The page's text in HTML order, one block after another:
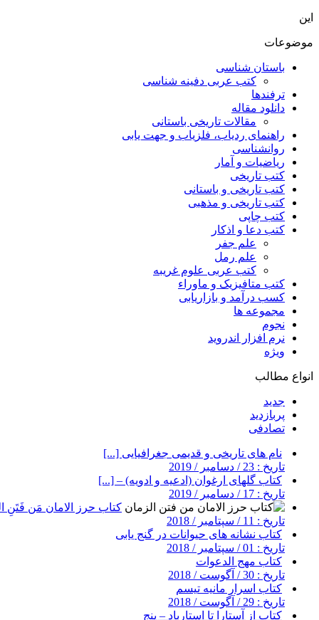
این
موضوعات
باستان شناسی
کتب عربی دفینه شناسی
ترفندها
دانلود مقاله
مقالات تاریخی باستانی
راهنمای ردیاب، فلزیاب و جهت یابی
روانشناسی
ریاضیات و آمار
کتب تاریخی
کتب تاریخی و باستانی
کتب تاریخی و مذهبی
کتب چاپی
کتب دعا و اذکار
علم جفر
علم رمل
کتب عربی علوم غریبه
کتب متافیزیک و ماوراء
کسب درآمد و بازاریابی
مجموعه ها
نجوم
نرم افزار اندروید
ویژه
انواع مطالب
جدید
پربازدید
تصادفی
نام های تاریخی و قدیمی جغرافیایی [...]
تاریخ : 23 / دسامبر / 2019
کتاب گلهای ارغوان (ادعیه و ادویه) – [...]
تاریخ : 17 / دسامبر / 2019
کتاب حرز الامان مَن فَتَنِ
تاریخ : 11 / سپتامبر / 2018
کتاب نشانه های حیوانات در گنج یابی
تاریخ : 01 / سپتامبر / 2018
کتاب مهج الدعوات
تاریخ : 30 / آگوست / 2018
کتاب اسرار مانیه تیسم
تاریخ : 29 / آگوست / 2018
کتاب از آستارا تا استارباد – پنج